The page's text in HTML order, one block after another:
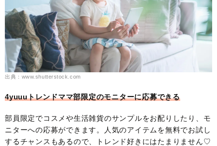
出典：www.shutterstock.com
4yuuuトレンドママ部限定のモニターに応募できる
部員限定でコスメや生活雑貨のサンプルをお配りしたり、モ
ニターへの応募ができます。人気のアイテムを無料でお試し
するチャンスもあるので、トレンド好きにはたまりません♡